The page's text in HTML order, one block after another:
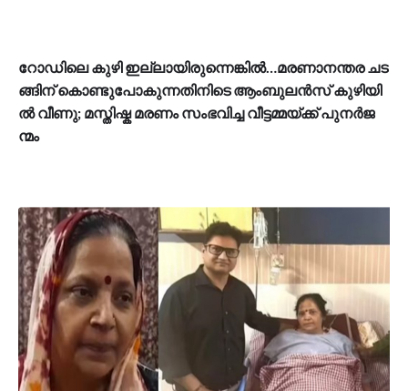
റോ​ഡി​ലെ കു​ഴി ഇ​ല്ലാ​യി​രു​ന്നെ​ങ്കി​ൽ…​മ​ര​ണാ​ന​ന്ത​ര ച​ട​
ങ്ങി​ന് കൊ​ണ്ടു​പോ​കു​ന്ന​തി​നി​ടെ ആം​ബു​ല​ൻ​സ് കു​ഴി​യി​
ൽ വീ​ണു; മ​സ്തി​ഷ്ക മ​ര​ണം സം​ഭ​വി​ച്ച വീ​ട്ട​മ്മ​യ്ക്ക് പു​ന​ർ​ജ​
ന്മം